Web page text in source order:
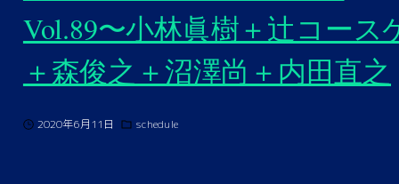
Vol.89〜小林眞樹＋辻コース
＋森俊之＋沼澤尚＋内田直之
2020年6月11日 schedule